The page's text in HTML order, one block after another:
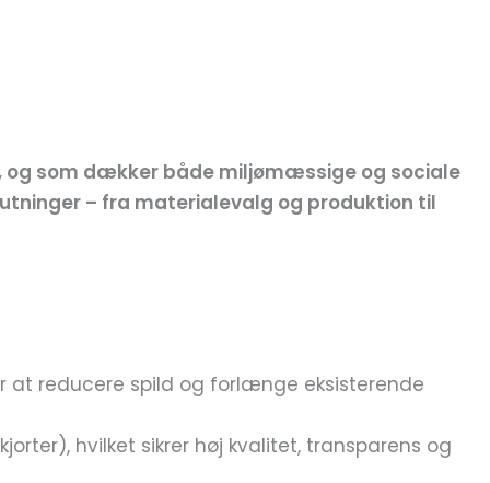
som dækker både miljømæssige og sociale
– fra materialevalg og produktion til
reducere spild og forlænge eksisterende
hvilket sikrer høj kvalitet, transparens og